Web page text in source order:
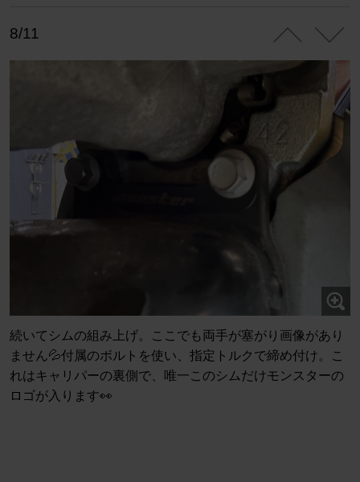
8/11
続いてシムの組み上げ。ここでも両手が塞がり画像があり
ません💦付属のボルトを使い、指定トルクで締め付け。こ
れはキャリパーの裏側で、唯一このシムだけモンスターの
ロゴが入ります👀